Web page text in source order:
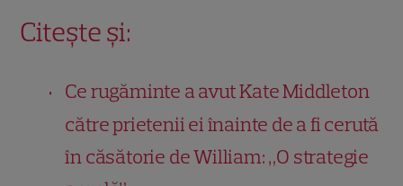
Citește și:
Ce rugăminte a avut Kate Middleton
către prietenii ei înainte de a fi cerută
în căsătorie de William: „O strategie